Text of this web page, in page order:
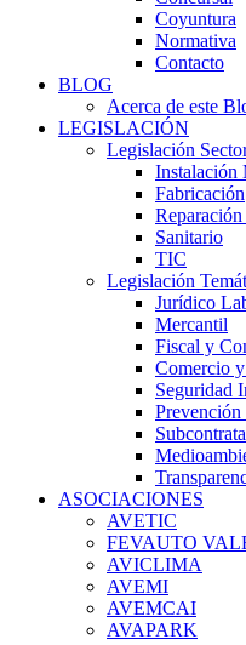
Coyuntura
Normativa
Contacto
BLOG
Acerca de este
LEGISLACIÓN
Legislación
Instalación
Fabricación
Sanitario
TIC
Legislación
Jurídico
Mercantil
Fiscal y
Comercio
Seguridad
Prevención
ASOCIACIONES
AVETIC
FEVAUTO
AVICLIMA
AVEMI
AVEMCAI
AVAPARK